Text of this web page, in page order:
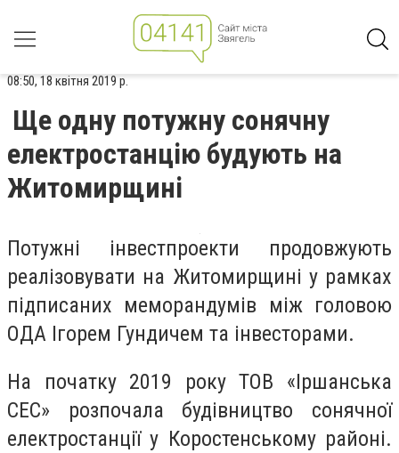
08:50, 18 квітня 2019 р.
Ще одну потужну сонячну
електростанцію будують на
Житомирщинi
Потужні інвестпроекти продовжують
реалізовувати на Житомирщині у рамках
підписаних меморандумів між головою
ОДА Ігорем Гундичем та інвесторами.
На початку 2019 року ТОВ «Іршанська
СЕС» розпочала будівництво сонячної
електростанції у Коростенському районі.